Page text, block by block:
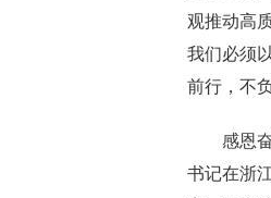
观推动高
我们必须
前行，不
感恩奋
书记在浙